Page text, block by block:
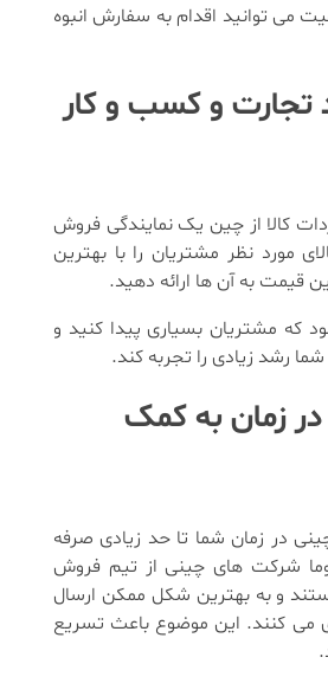
می توانید اقدام به سفارش انبوه
تجارت و کسب و کار
کالا از چین یک نمایندگی فروش
مورد نظر مشتریان را با بهترین
قیمت به آن ها ارائه دهید.
که مشتریان بسیاری پیدا کنید و
رشد زیادی را تجربه کند.
زمان به کمک
چینی در زمان شما تا حد زیادی صرفه
شرکت های چینی از تیم فروش
و به بهترین شکل ممکن ارسال
می کنند. این موضوع باعث تسریع